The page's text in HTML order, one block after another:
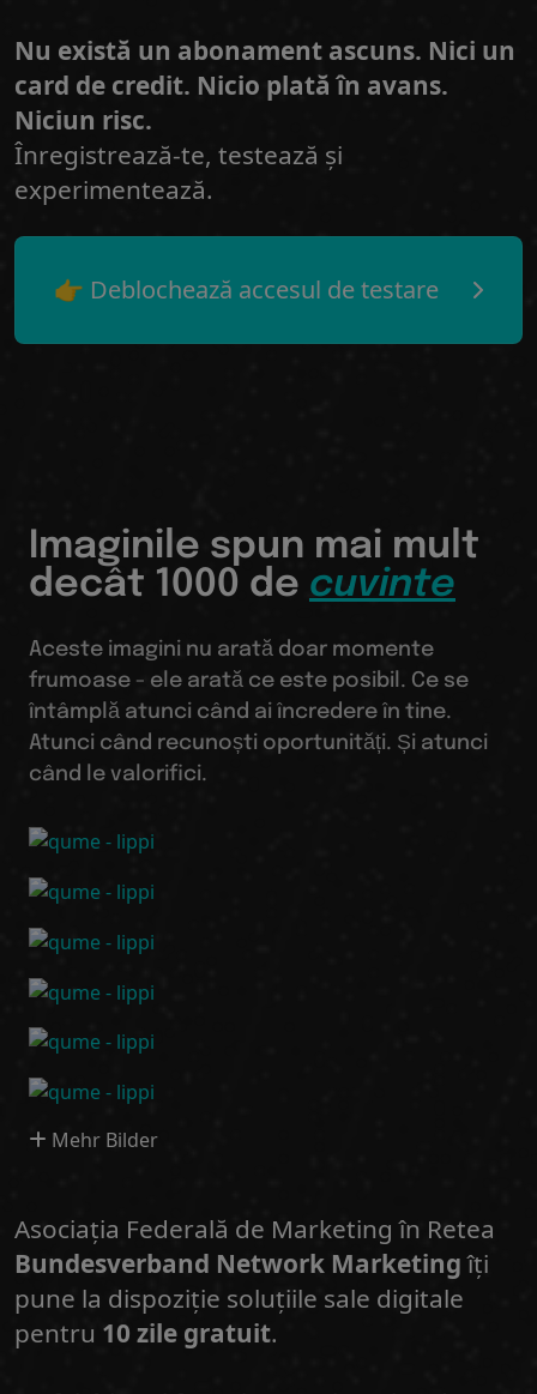
Nu există un abonament ascuns. Nici un
card de credit. Nicio plată în avans.
Niciun risc.
Înregistrează-te, testează și
experimentează.
👉 Deblochează accesul de testare
Imaginile spun mai mult
decât 1000 de cuvinte
Aceste imagini nu arată doar momente
frumoase - ele arată ce este posibil. Ce se
întâmplă atunci când ai încredere în tine.
Atunci când recunoști oportunități. Și atunci
când le valorifici.
Mehr Bilder
Asociația Federală de Marketing în Retea
Bundesverband Network Marketingîți
pune la dispoziție soluțiile sale digitale
pentru 10 zile gratuit.